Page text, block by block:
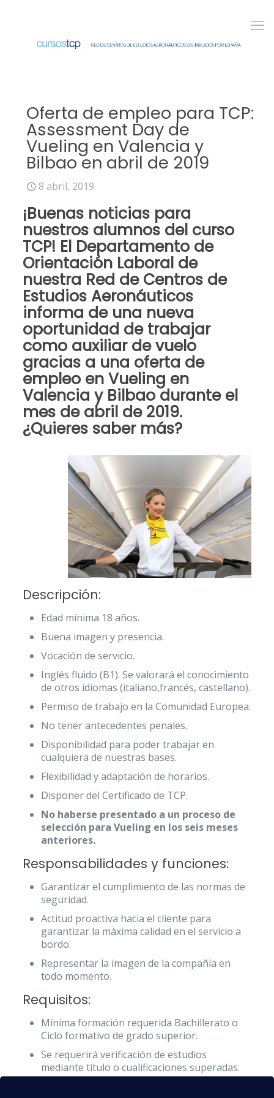
Oferta de empleo para TCP:
Assessment Day de
Vueling en Valencia y
Bilbao en abril de 2019
8 abril, 2019
¡Buenas noticias para
nuestros alumnos del curso
TCP! El Departamento de
Orientación Laboralde
nuestra Red de Centros de
Estudios Aeronáuticos
informa de una nueva
oportunidad de trabajar
como auxiliar de vuelo
gracias a una oferta de
empleo en Vueling en
Valencia y Bilbao durante el
mes de abril de 2019.
¿Quieres saber más?
Descripción:
Edad mínima 18 años.
Buena imagen y presencia.
Vocación de servicio.
Inglés fluido (B1). Se valorará el conocimiento
de otros idiomas (italiano,francés, castellano).
Permiso de trabajo en la Comunidad Europea.
No tener antecedentes penales.
Disponibilidad para poder trabajar en
cualquiera de nuestras bases.
Flexibilidad y adaptación de horarios.
Disponer del Certificado de TCP.
No haberse presentado a un proceso de
selección para Vueling en los seis meses
anteriores.
Responsabilidades y funciones:
Garantizar el cumplimiento de las normas de
seguridad.
Actitud proactiva hacia el cliente para
garantizar la máxima calidad en el servicio a
bordo.
Representar la imagen de la compañía en
todo momento.
Requisitos:
Mínima formación requerida Bachillerato o
Ciclo formativo de grado superior.
Se requerirá verificación de estudios
mediante título o cualificaciones superadas.